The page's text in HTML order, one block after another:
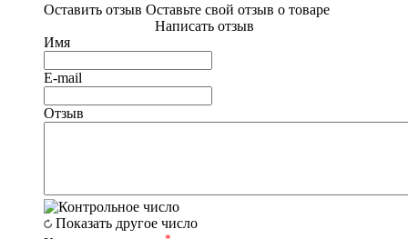
Оставить отзыв Оставьте свой отзыв о товаре
Написать отзыв
Имя
E-mail
Отзыв
Показать другое число